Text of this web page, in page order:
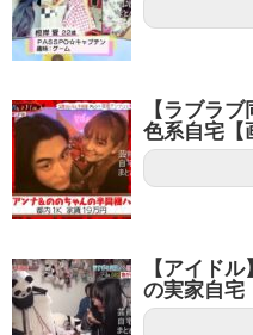
【ラブラ
色系自宅【
【アイド
の実家自宅